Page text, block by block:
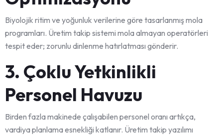
Biyolojik ritim ve yoğunluk verilerine göre tasarlanmış mola
programları. Üretim takip sistemi mola almayan operatörleri
tespit eder; zorunlu dinlenme hatırlatması gönderir.
3. Çoklu Yetkinlikli
Personel Havuzu
Birden fazla makinede çalışabilen personel oranı artıkça,
vardiya planlama esnekliği katlanır. Üretim takip yazılımı